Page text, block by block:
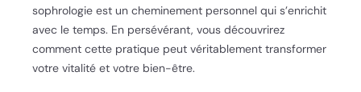
sophrologie est un cheminement personnel qui s’enrichit
avec le temps. En persévérant, vous découvrirez
comment cette pratique peut véritablement transformer
votre vitalité et votre bien-être.